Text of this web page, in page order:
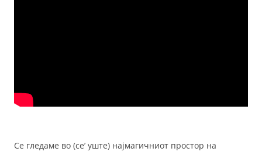
Се гледаме во (се’ уште) најмагичниот простор на